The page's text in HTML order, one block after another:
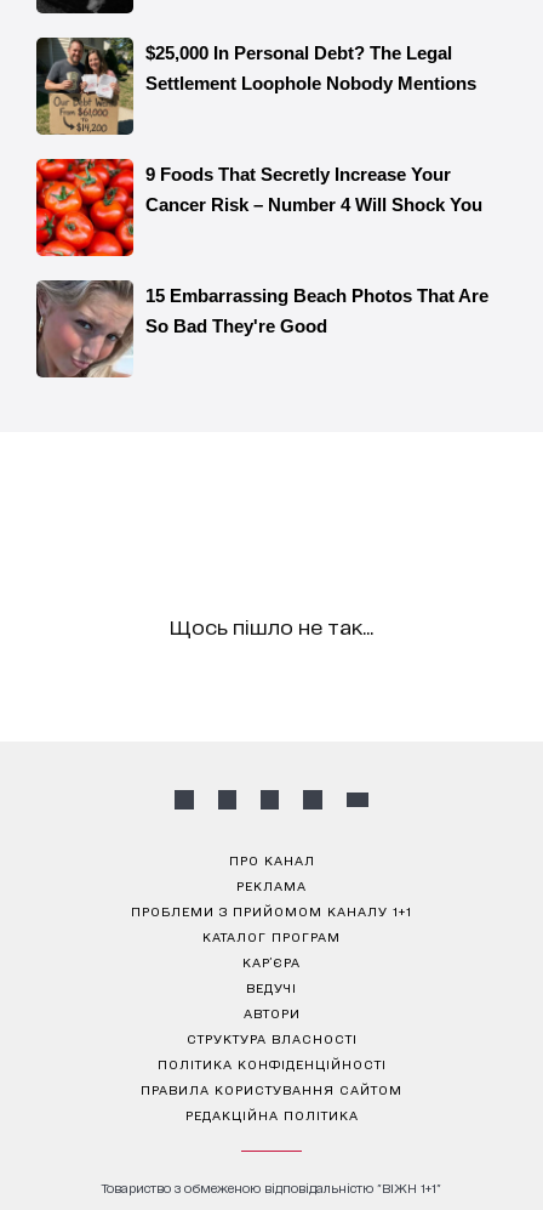
Щось пішло не так...
ПРО КАНАЛ
РЕКЛАМА
ПРОБЛЕМИ З ПРИЙОМОМ КАНАЛУ 1+1
КАТАЛОГ ПРОГРАМ
КАР’ЄРА
ВЕДУЧІ
АВТОРИ
СТРУКТУРА ВЛАСНОСТІ
ПОЛІТИКА КОНФІДЕНЦІЙНОСТІ
ПРАВИЛА КОРИСТУВАННЯ САЙТОМ
РЕДАКЦІЙНА ПОЛІТИКА
Товариство з обмеженою відповідальністю "ВІЖН 1+1"